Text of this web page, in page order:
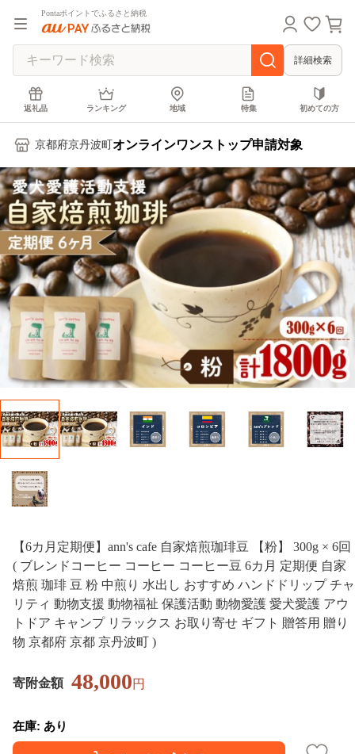
Pontaポイントでふるさと納税
詳細検索
返礼品 ランキング 地域 特集 初めての方
京都府京丹波町 オンラインワンストップ申請対象
【6カ月定期便】ann's cafe 自家焙煎珈琲豆 【粉】 300g × 6回
( ブレンドコーヒー コーヒー コーヒー豆 6カ月 定期便 自家
焙煎 珈琲 豆 粉 中煎り 水出し おすすめ ハンドドリップ チャ
リティ 動物支援 動物福祉 保護活動 動物愛護 愛犬愛護 アウ
トドア キャンプ リラックス お取り寄せ ギフト 贈答用 贈り
物 京都府 京都 京丹波町 )
寄附金額 48,000円
在庫: あり